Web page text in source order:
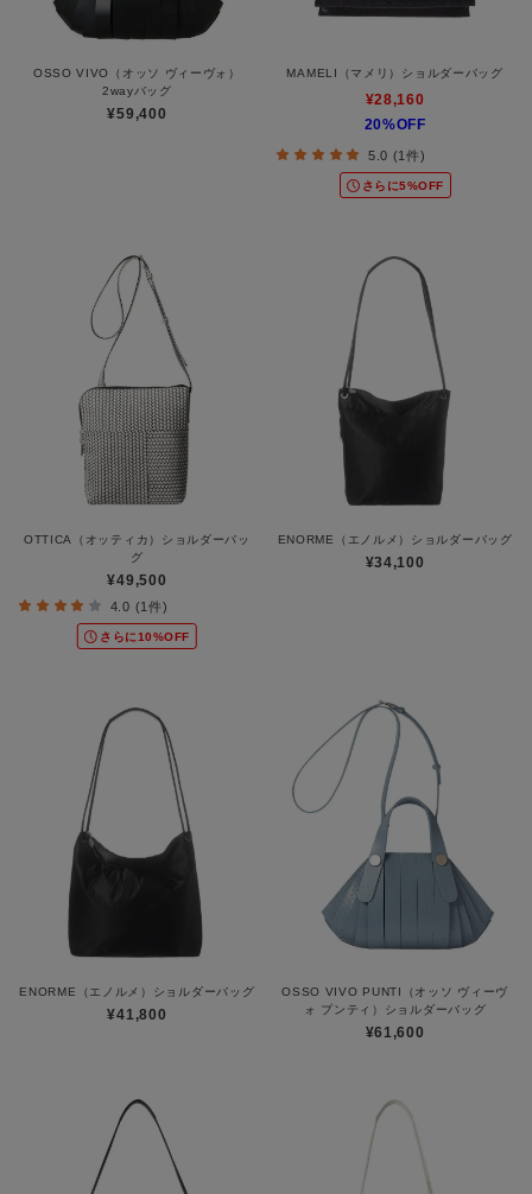
OSSO VIVO（オッソ ヴィーヴォ）
2wayバッグ
¥59,400
MAMELI（マメリ）ショルダーバッグ
¥28,160
20%OFF
5.0 (1件)
さらに5%OFF
OTTICA（オッティカ）ショルダーバッ
グ
¥49,500
4.0 (1件)
さらに10%OFF
ENORME（エノルメ）ショルダーバッグ
¥34,100
ENORME（エノルメ）ショルダーバッグ
¥41,800
OSSO VIVO PUNTI（オッソ ヴィーヴ
ォ プンティ）ショルダーバッグ
¥61,600